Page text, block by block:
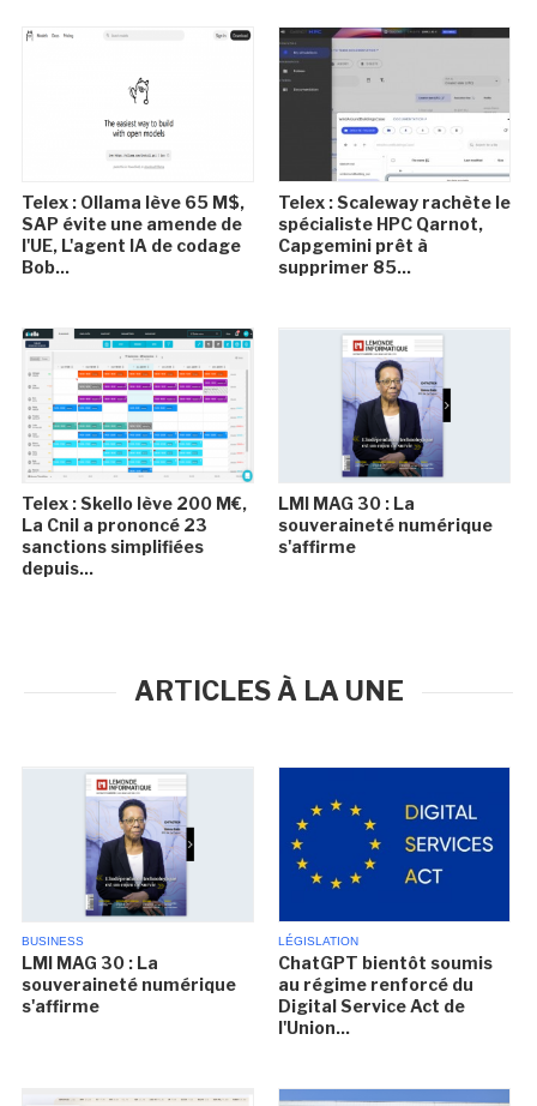
Telex : Ollama lève 65 M$,
SAP évite une amende de
l'UE, L'agent IA de codage
Bob...
Telex : Scaleway rachète le
spécialiste HPC Qarnot,
Capgemini prêt à
supprimer 85...
Telex : Skello lève 200 M€,
La Cnil a prononcé 23
sanctions simplifiées
depuis...
LMI MAG 30 : La
souveraineté numérique
s'affirme
ARTICLES À LA UNE
BUSINESS
LMI MAG 30 : La
souveraineté numérique
s'affirme
LÉGISLATION
ChatGPT bientôt soumis
au régime renforcé du
Digital Service Act de
l'Union...